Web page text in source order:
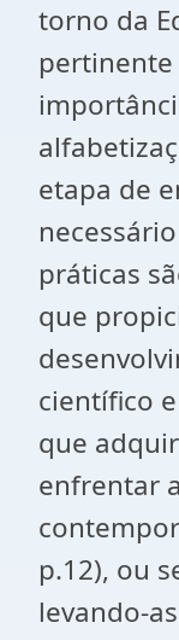
torno da
pertinente
etapa de
práticas
que
científico
que
enfrentar
p.12), ou
levando-